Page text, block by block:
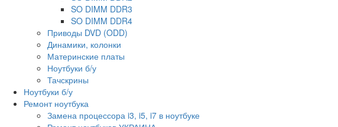
SO DIMM DDR3
SO DIMM DDR4
Приводы DVD (ODD)
Динамики, колонки
Материнские платы
Ноутбуки б/у
Тачскрины
Ноутбуки б/у
Ремонт ноутбука
Замена процессора i3, i5, i7 в ноутбуке